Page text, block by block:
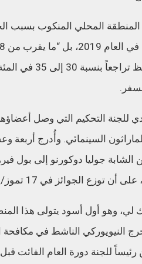
المحلي المنكوب بسبب
المفوض العام للمهرجان
للجنة التحكيم التي وصل
السينمائي. وأُدرج أربعة
جوليا دوكورنو إلى بول
الجوائز في 17 تموز/يوليو.
لي، وهو أول أسود يتولى هذا
النيويوركي الناشط في مكافحة
للجنة دورة العام الفائت قبل